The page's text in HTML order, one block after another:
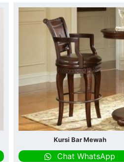
Kursi Bar Mewah
Chat WhatsApp